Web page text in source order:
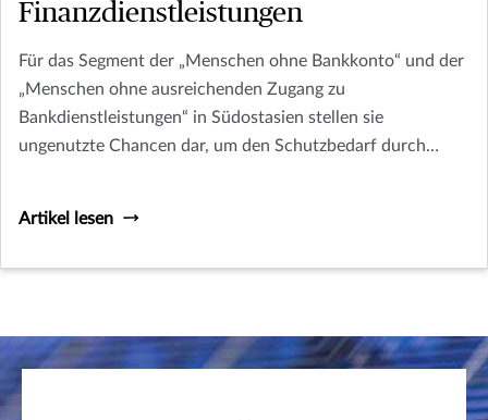
Finanzdienstleistungen
Für das Segment der „Menschen ohne Bankkonto“ und der
„Menschen ohne ausreichenden Zugang zu
Bankdienstleistungen“ in Südostasien stellen sie
ungenutzte Chancen dar, um den Schutzbedarf durch
Artikel lesen